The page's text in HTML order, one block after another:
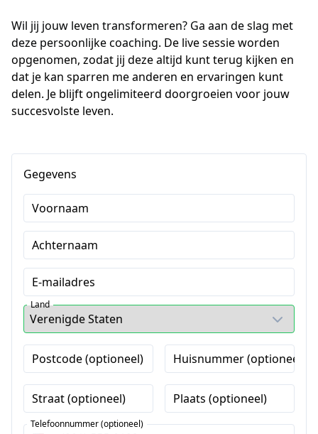
Wil jij jouw leven transformeren? Ga aan de slag met
deze persoonlijke coaching. De live sessie worden
opgenomen, zodat jij deze altijd kunt terug kijken en
dat je kan sparren me anderen en ervaringen kunt
delen. Je blijft ongelimiteerd doorgroeien voor jouw
succesvolste leven.
Gegevens
Voornaam
Achternaam
E-mailadres
Land
Postcode (optioneel) Huisnummer (optioneel)
Straat (optioneel) Plaats (optioneel)
Telefoonnummer (optioneel)